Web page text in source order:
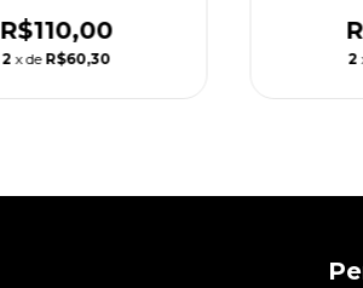
R$110,00
2 x de R$60,30 2